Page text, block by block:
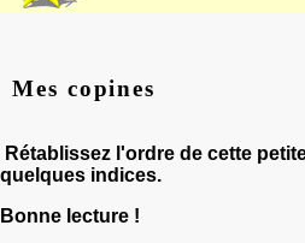
Mes copines
Rétablissez l'ordre de cette
quelques indices.
Bonne lecture !